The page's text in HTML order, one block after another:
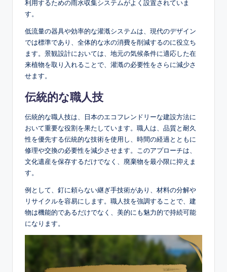
利用するための雨水収集システムがよく設置されていま
す。
低流量の器具や効率的な灌漑システムは、現代のデザイン
では標準であり、全体的な水の消費を削減するのに役立ち
ます。景観設計においては、地元の気候条件に適応した在
来植物を取り入れることで、灌漑の必要性をさらに減少さ
せます。
伝統的な職人技
伝統的な職人技は、日本のエコフレンドリーな建設方法に
おいて重要な役割を果たしています。職人は、品質と耐久
性を優先する伝統的な技術を使用し、時間の経過とともに
修理や交換の必要性を減少させます。このアプローチは、
文化遺産を保存するだけでなく、廃棄物を最小限に抑えま
す。
例として、釘に頼らない継ぎ手技術があり、材料の分解や
リサイクルを容易にします。職人技を強調することで、建
物は機能的であるだけでなく、美的にも魅力的で持続可能
になります。